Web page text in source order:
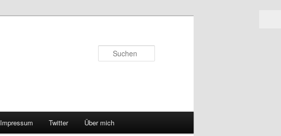
Impressum Twitter Über mich